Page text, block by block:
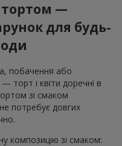
тортом —
для будь-
побачення або
торт і квіти доречні в
зі смаком
потребує довгих
композицію зі смаком: